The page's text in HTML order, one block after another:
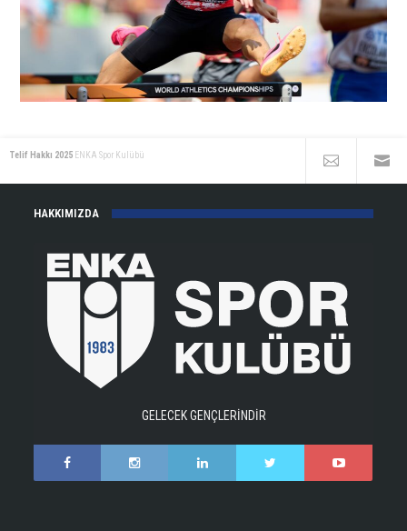
Telif Hakkı 2025 ENKA Spor Kulübü
HAKKIMIZDA
GELECEK GENÇLERİNDİR